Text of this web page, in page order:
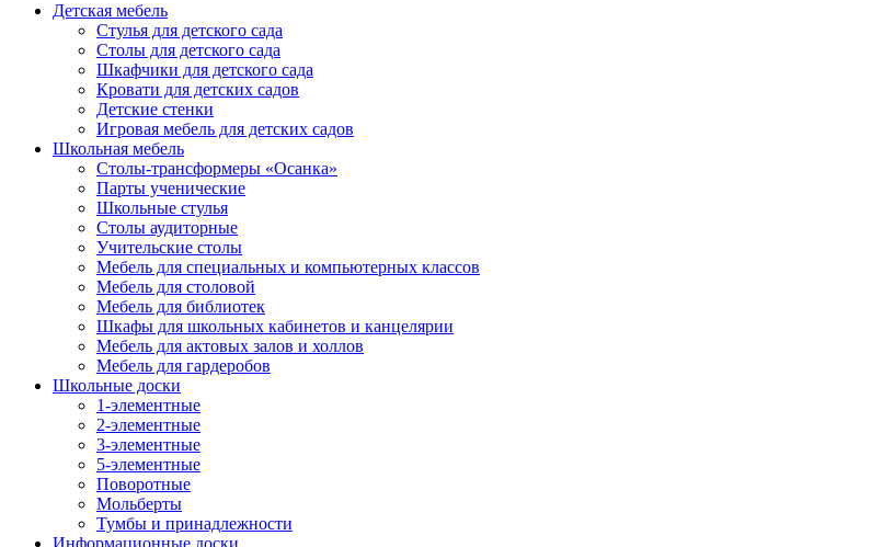
Детская мебель
Стулья для детского сада
Столы для детского сада
Шкафчики для детского сада
Кровати для детских садов
Детские стенки
Игровая мебель для детских садов
Школьная мебель
Столы-трансформеры «Осанка»
Парты ученические
Школьные стулья
Столы аудиторные
Учительские столы
Мебель для специальных и компьютерных классов
Мебель для столовой
Мебель для библиотек
Шкафы для школьных кабинетов и канцелярии
Мебель для актовых залов и холлов
Мебель для гардеробов
Школьные доски
1-элементные
2-элементные
3-элементные
5-элементные
Поворотные
Мольберты
Тумбы и принадлежности
Информационные доски